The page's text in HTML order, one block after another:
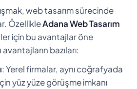
web tasarım sürecinde
ÖzellikleAdana Web Tasarım
için bu avantajlar öne
bazıları:
: Yerel firmalar, aynı coğrafyada
yüz yüze görüşme imkanı